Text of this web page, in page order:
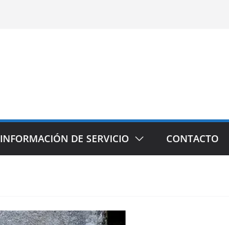
INFORMACIÓN DE SERVICIO CONTACTO